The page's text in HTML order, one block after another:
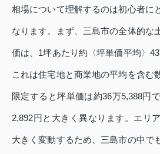
相場について理解するのは初心者に
なります。まず、三島市の全体的な
価は、1坪あたり約〈坪単価平均〉43
これは住宅地と商業地の平均を含む
限定すると坪単価は約36万5,388円
2,892円と大きく異なります。エリ
大きく変動するため、三島市の中で